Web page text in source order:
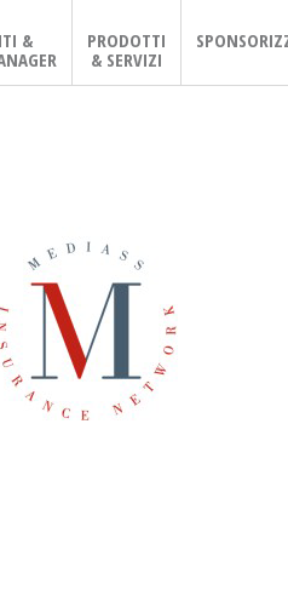
&
PRODOTTI
& SERVIZI